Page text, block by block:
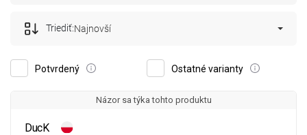
Potvrdený Ostatné varianty
Triediť:Najnovší
Názor sa týka tohto produktu
DucK